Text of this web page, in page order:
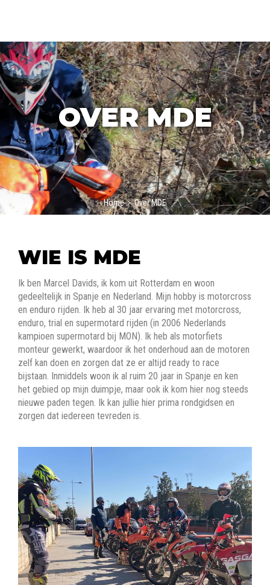
OVER MDE
Home > Over MDE
WIE IS MDE
Ik ben Marcel Davids, ik kom uit Rotterdam en woon
gedeeltelijk in Spanje en Nederland. Mijn hobby is motorcross
en enduro rijden. Ik heb al 30 jaar ervaring met motorcross,
enduro, trial en supermotard rijden (in 2006 Nederlands
kampioen supermotard bij MON). Ik heb als motorfiets
monteur gewerkt, waardoor ik het onderhoud aan de motoren
zelf kan doen en zorgen dat ze er altijd ready to race
bijstaan. Inmiddels woon ik al ruim 20 jaar in Spanje en ken
het gebied op mijn duimpje, maar ook ik kom hier nog steeds
nieuwe paden tegen. Ik kan jullie hier prima rondgidsen en
zorgen dat iedereen tevreden is.